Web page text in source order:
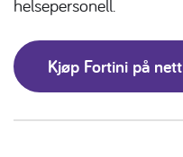
helsepersonell.
Kjøp Fortini på nett